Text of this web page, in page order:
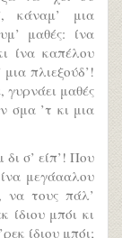
κάναμ’ μια
μαθές: ίνα
ίνα καπέλου
πλιεξούδ’!
γυρνάει μαθές
σμα ’τ κι μια
σ’ είπ’! Που
μεγάααλου
να τους πάλ’
ίδιου μπόι κι
ίδιου μπόι;